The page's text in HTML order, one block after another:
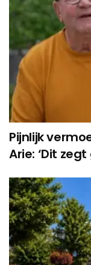
Pijnlijk
Arie: ‘Dit